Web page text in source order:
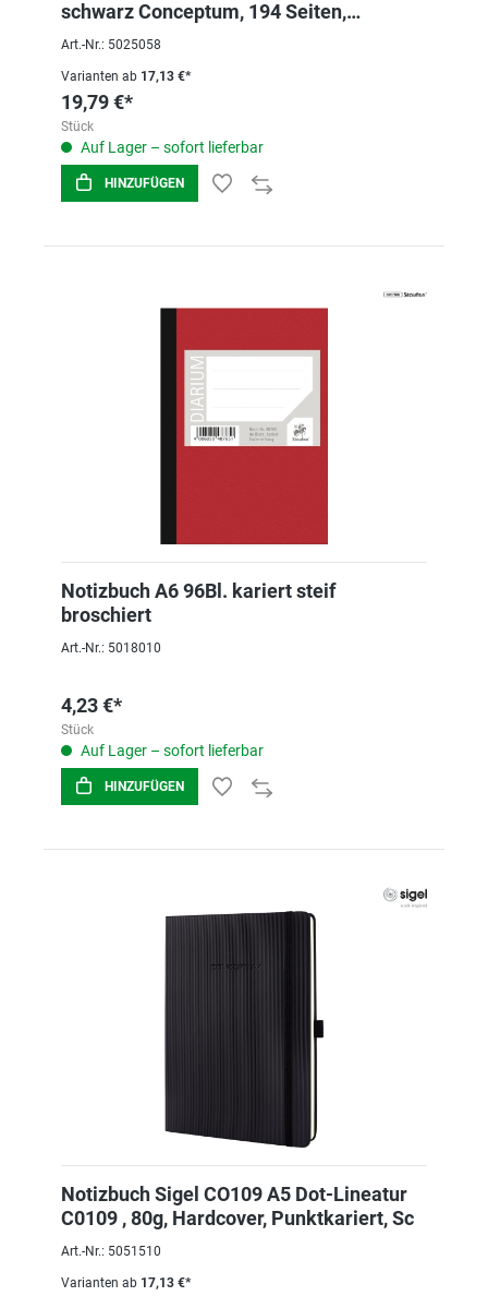
schwarz Conceptum, 194 Seiten,
Hardcover
Art.-Nr.: 5025058
Varianten ab 17,13 €*
19,79 €*
Stück
Auf Lager – sofort lieferbar
HINZUFÜGEN
Notizbuch A6 96Bl. kariert steif
broschiert
Art.-Nr.: 5018010
4,23 €*
Stück
Auf Lager – sofort lieferbar
HINZUFÜGEN
Notizbuch Sigel CO109 A5 Dot-Lineatur
C0109 , 80g, Hardcover, Punktkariert, Sc
Art.-Nr.: 5051510
Varianten ab 17,13 €*